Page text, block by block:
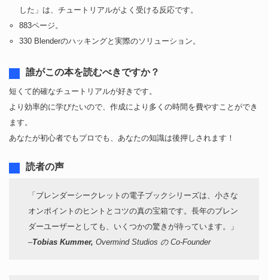
した」は、チュートリアルがよく受ける反応です。
883ページ。
330 Blenderのハッキングと実際のソリューション。
誰がこの本を読むべきですか？
短くて的確なチュートリアルが好きです。
より効率的に学びたいので、作成により多くの時間を費やすことができ
ます。
あなたが初心者でもプロでも、あなたの知識は後押しされます！
読者の声
「ブレンダーシークレットの電子ブックシリーズは、小さな
オンポイントのヒントとコツの真の宝箱です。長年のブレン
ダーユーザーとしても、いくつかの驚きが待っています。」
–Tobias Kummer, Overmind Studios の Co-Founder